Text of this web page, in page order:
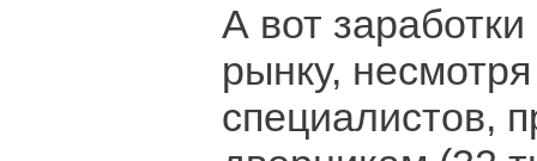
А вот
рынку,
специалистов,